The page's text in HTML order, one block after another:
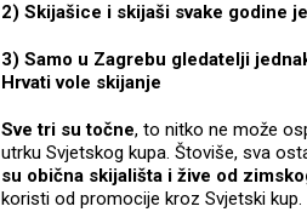
2) Skijašice i skijaši svake godine
3) Samo u Zagrebu gledatelji
Hrvati vole skijanje
Sve tri su točne, to nitko ne može
utrku Svjetskog kupa. Štoviše, sva
su obična skijališta i žive od
koristi od promocije kroz Svjetski kup.